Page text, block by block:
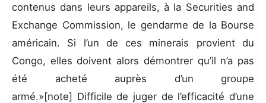
contenus dans leurs appareils, à la Securities and
Exchange Commission, le gendarme de la Bourse
américain. Si l’un de ces minerais provient du
Congo, elles doivent alors démontrer qu’il n’a pas
été acheté auprès d’un groupe
armé.»[note] Difficile de juger de l’efficacité d’une